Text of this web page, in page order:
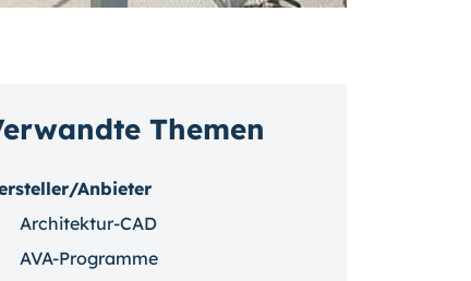
Themen
Anbieter
Architektur-CAD
AVA-Programme